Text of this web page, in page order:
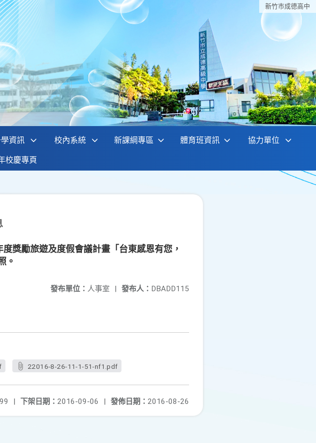
新竹巿成德高中
資訊 校內系統 新課綱專區 體育班資訊 協力單位
校慶專頁
獎勵旅遊及度假會議計畫「台東感恩有您，
。
發布人： DBADD115
發布單位： 人事室 |
22016-8-26-11-1-51-nf1.pdf
發佈日期： 2016-08-26
下架日期： 2016-09-06 |
|